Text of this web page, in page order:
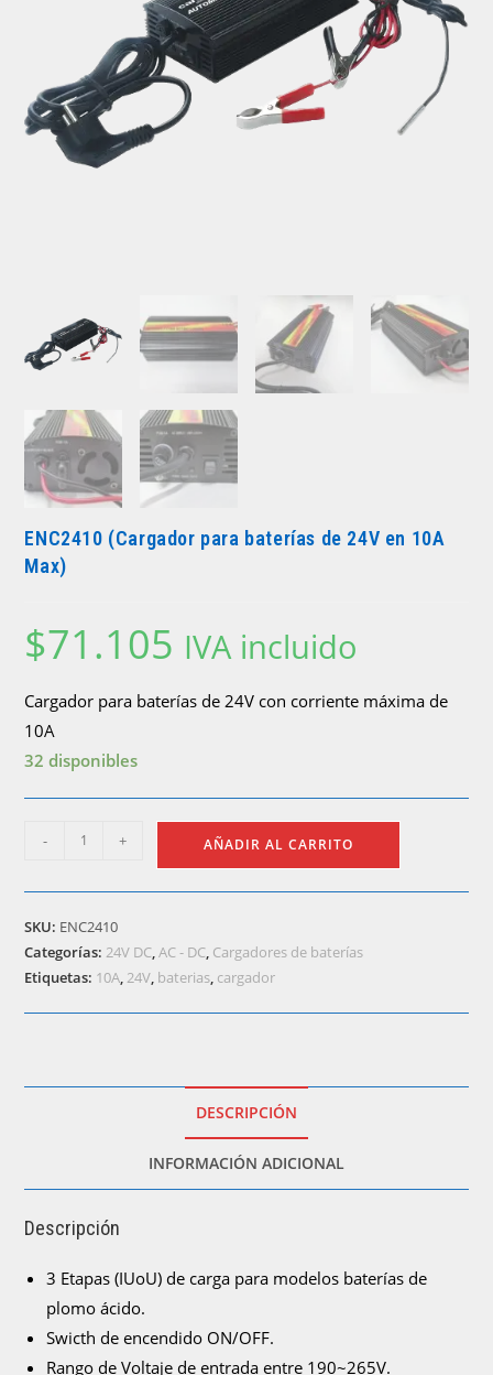
ENC2410 (Cargador para baterías de 24V en 10A
Max)
$71.105 IVA incluido
Cargador para baterías de 24V con corriente máxima de
10A
32 disponibles
ENC2410
para
de
24V
- + AÑADIR AL CARRITO
SKU: ENC2410
Categorías: 24V DC ,AC - DC Cargadores de baterías
Etiquetas: 10A 24V baterias cargador
DESCRIPCIÓN
INFORMACIÓN ADICIONAL
Descripción
3 Etapas (IUoU) de carga para modelos baterías de
plomo ácido.
Swicth de encendido ON/OFF.
Rango de Voltaje de entrada entre 190~265V.